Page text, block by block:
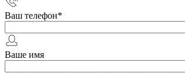
Ваш телефон*
Ваше имя